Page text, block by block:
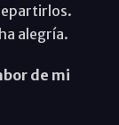
alegría.
de mi